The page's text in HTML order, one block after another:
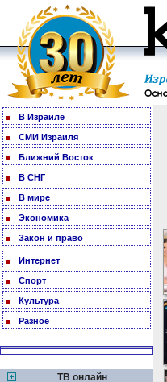
В Израиле
СМИ Израиля
Ближний Восток
В СНГ
В мире
Экономика
Закон и право
Интернет
Спорт
Культура
Разное
ТВ онлайн